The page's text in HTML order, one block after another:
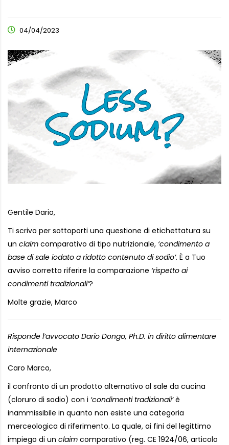
04/04/2023
Gentile Dario,
Ti scrivo per sottoporti una questione di etichettatura su
un claim comparativo di tipo nutrizionale, ‘condimento a
base di sale iodato a ridotto contenuto di sodio’. È a Tuo
avviso corretto riferire la comparazione ‘rispetto ai
condimenti tradizionali’?
Molte grazie, Marco
Risponde l’avvocato Dario Dongo, Ph.D. in diritto alimentare
internazionale
Caro Marco,
il confronto di un prodotto alternativo al sale da cucina
(cloruro di sodio) con i ‘condimenti tradizionali’è
inammissibile in quanto non esiste una categoria
merceologica di riferimento. La quale, ai fini del legittimo
impiego di un claim comparativo (reg. CE 1924/06, articolo